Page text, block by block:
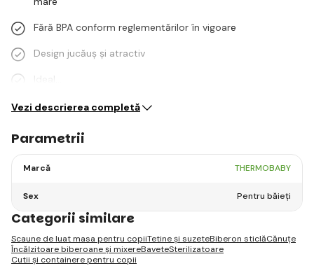
Fără BPA conform reglementărilor în vigoare
Design jucăuș și atractiv
Ideal…
Vezi descrierea completă
Parametrii
Marcă THERMOBABY
Sex Pentru băieți
Categorii similare
Scaune de luat masa pentru copiiTetine și suzeteBiberon sticlăCănuțe
Încălzitoare biberoane și mixereBaveteSterilizatoare
Cutii și containere pentru copii